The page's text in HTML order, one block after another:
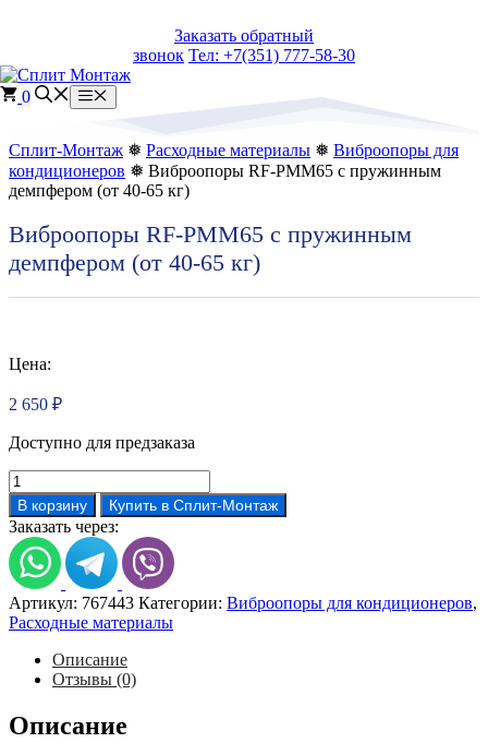
Заказать обратный
звонок Тел: +7(351) 777-58-30
0 Меню
Сплит-Монтаж ❅ Расходные материалы ❅ Виброопоры для
кондиционеров ❅ Виброопоры RF-PMM65 с пружинным
демпфером (от 40-65 кг)
Виброопоры RF-PMM65 с пружинным
демпфером (от 40-65 кг)
Цена:
2 650 ₽
Доступно для предзаказа
Количество
товара
Виброопоры
RF-
PMM65
с
пружинным
демпфером
(от
В корзину Купить в Сплит-Монтаж
Заказать через:
Артикул: 767443 Категории: Виброопоры для кондиционеров,
Расходные материалы
Описание
Отзывы (0)
Описание